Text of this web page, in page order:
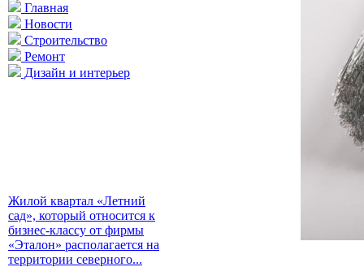
Главная
Новости
Строительство
Ремонт
Дизайн и интерьер
Жилой квартал «Летний
сад», который относится к
бизнес-классу от фирмы
«Эталон» располагается на
территории северного...